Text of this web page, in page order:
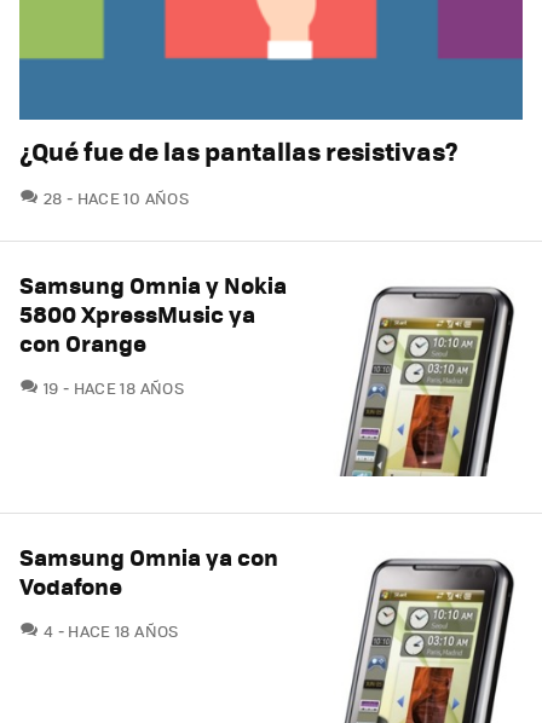
¿Qué fue de las pantallas resistivas?
28 COMENTARIOS
HACE 10 AÑOS
Samsung Omnia y Nokia
5800 XpressMusic ya
con Orange
19 COMENTARIOS
HACE 18 AÑOS
Samsung Omnia ya con
Vodafone
4 COMENTARIOS
HACE 18 AÑOS